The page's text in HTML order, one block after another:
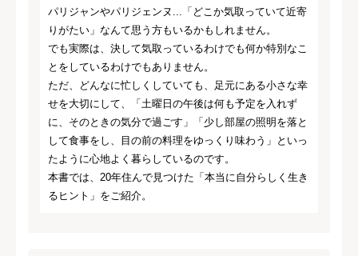
パリジャンやパリジェンヌ...「どこか気取っていて近寄
りがたい」なんて思う方もいるかもしれません。
でも実際は、決して気取っているわけでも何か特別なこ
とをしているわけでもありません。
ただ、どんなに忙しくしていても、足元にある小さな幸
せを大切にして、「土曜日の午後は何も予定を入れず
に、そのときの気分で過ごす」「少し部屋の照明を落と
して食事をし、目の前の料理をゆっくり味わう」といっ
たように心地よく暮らしているのです。
本書では、20年住んで見つけた「本当に自分らしく生き
るヒント」をご紹介。